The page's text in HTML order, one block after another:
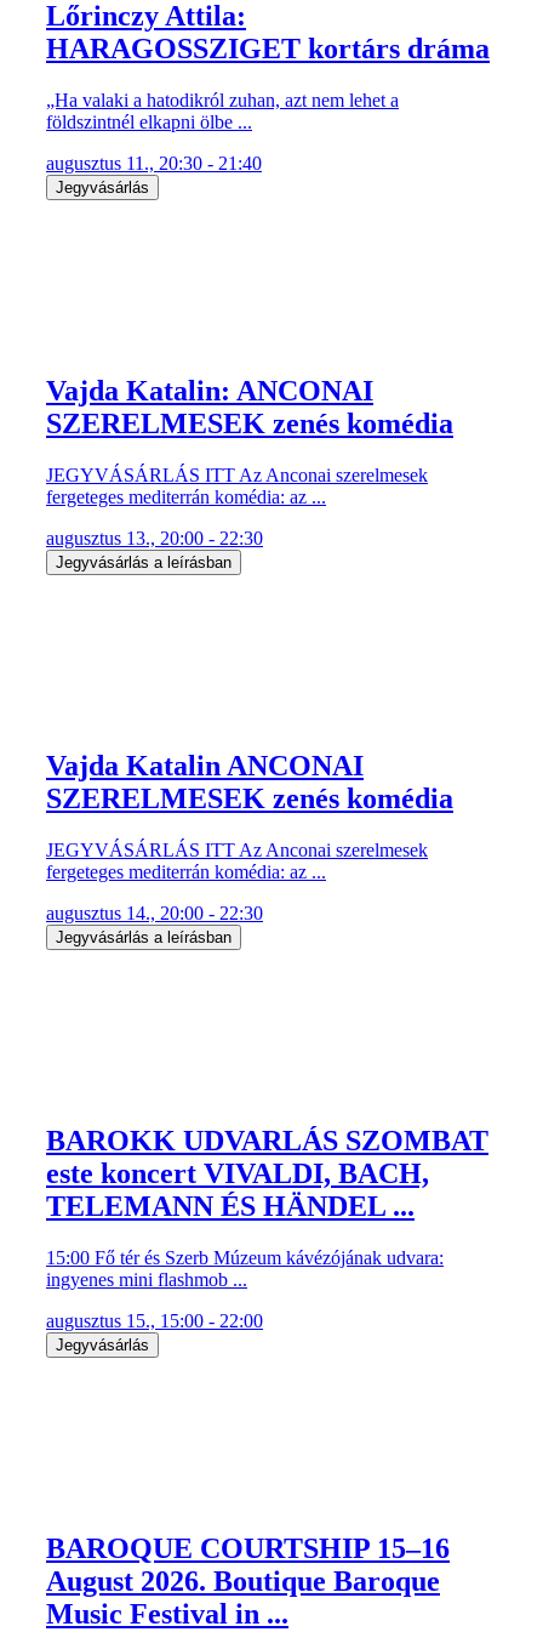
Lőrinczy Attila:
HARAGOSSZIGET kortárs dráma
„Ha valaki a hatodikról zuhan, azt nem lehet a
földszintnél elkapni ölbe ...
augusztus 11., 20:30 - 21:40
Jegyvásárlás
Vajda Katalin: ANCONAI
SZERELMESEK zenés komédia
JEGYVÁSÁRLÁS ITT Az Anconai szerelmesek
fergeteges mediterrán komédia: az ...
augusztus 13., 20:00 - 22:30
Jegyvásárlás a leírásban
Vajda Katalin ANCONAI
SZERELMESEK zenés komédia
JEGYVÁSÁRLÁS ITT Az Anconai szerelmesek
fergeteges mediterrán komédia: az ...
augusztus 14., 20:00 - 22:30
Jegyvásárlás a leírásban
BAROKK UDVARLÁS SZOMBAT
este koncert VIVALDI, BACH,
TELEMANN ÉS HÄNDEL ...
15:00 Fő tér és Szerb Múzeum kávézójának udvara:
ingyenes mini flashmob ...
augusztus 15., 15:00 - 22:00
Jegyvásárlás
BAROQUE COURTSHIP 15–16
August 2026. Boutique Baroque
Music Festival in ...